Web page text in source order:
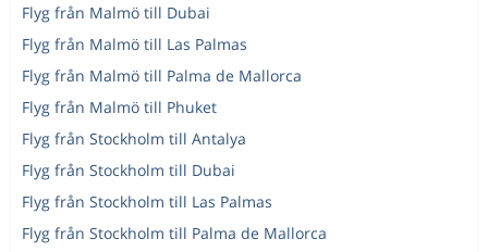
Flyg från Malmö till Dubai
Flyg från Malmö till Las Palmas
Flyg från Malmö till Palma de Mallorca
Flyg från Malmö till Phuket
Flyg från Stockholm till Antalya
Flyg från Stockholm till Dubai
Flyg från Stockholm till Las Palmas
Flyg från Stockholm till Palma de Mallorca